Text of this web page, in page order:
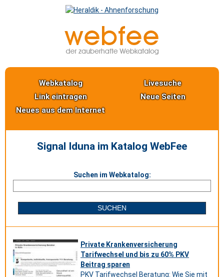
Webkatalog
Livesuche
Link eintragen
Neue Seiten
Neues aus dem Internet
Signal Iduna im Katalog WebFee
Suchen im Webkatalog:
Private Krankenversicherung
Tarifwechsel und bis zu 60% PKV
Beitrag sparen
PKV Tarifwechsel Beratung: Wie Sie mit